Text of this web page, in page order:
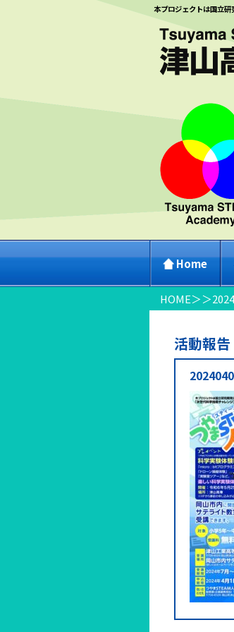
本プロジェクトは国立研
Home
HOME＞＞
活動報告